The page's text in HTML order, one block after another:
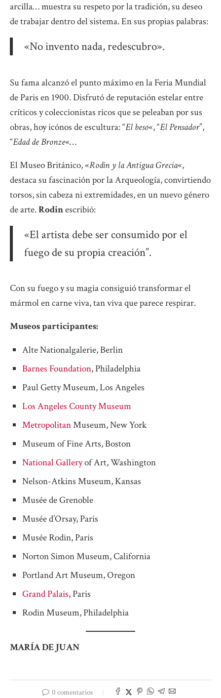
arcilla… muestra su respeto por la tradición, su deseo
de trabajar dentro del sistema. En sus propias palabras:
«No invento nada, redescubro».
Su fama alcanzó el punto máximo en la Feria Mundial
de Paris en 1900. Disfrutó de reputación estelar entre
críticos y coleccionistas ricos que se peleaban por sus
obras, hoy icónos de escultura: “El beso«, “El Pensador”,
“Edad de Bronze«…
El Museo Británico, «Rodin y la Antigua Grecia«,
destaca su fascinación por la Arqueología, convirtiendo
torsos, sin cabeza ni extremidades, en un nuevo género
de arte.Rodinescribió:
«El artista debe ser consumido por el
fuego de su propia creación”.
Con su fuego y su magia consiguió transformar el
mármol en carne viva, tan viva que parece respirar.
Museos participantes:
Alte Nationalgalerie, Berlin
Barnes Foundation, Philadelphia
Paul Getty Museum, Los Angeles
Los Angeles County Museum
MetropolitanMuseum, New York
Museum of Fine Arts, Boston
National Galleryof Art, Washington
Nelson-Atkins Museum, Kansas
Musée de Grenoble
Musée d’Orsay, Paris
Musée Rodin, Paris
Norton Simon Museum, California
Portland Art Museum, Oregon
Grand Palais, Paris
Rodin Museum, Philadelphia
MARÍA DE JUAN
0 comentarios